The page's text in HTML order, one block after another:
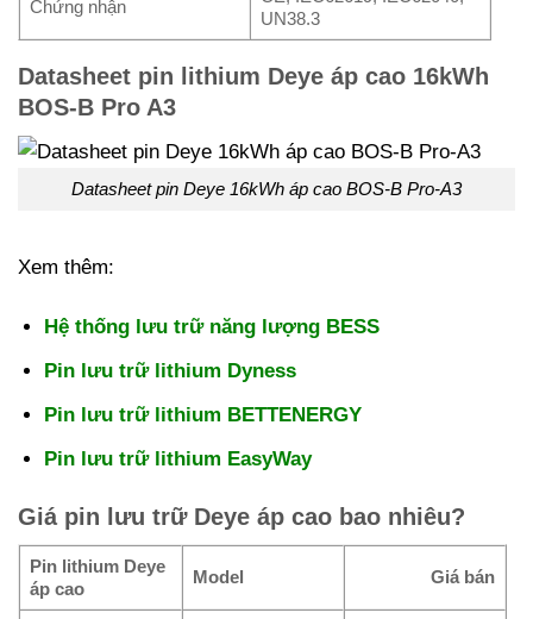
Chứng nhận
UN38.3
Datasheet pin lithium Deye áp cao 16kWh
BOS-B Pro A3
Datasheet pin Deye 16kWh áp cao BOS-B Pro-A3
Xem thêm:
Hệ thống lưu trữ năng lượng BESS
Pin lưu trữ lithium Dyness
Pin lưu trữ lithium BETTENERGY
Pin lưu trữ lithium EasyWay
Giá pin lưu trữ Deye áp cao bao nhiêu?
Pin lithium Deye
áp cao
Model Giá bán